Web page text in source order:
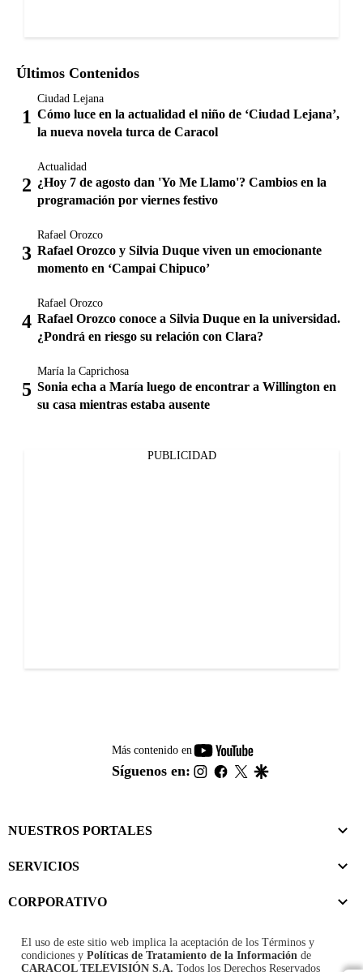
Últimos Contenidos
Ciudad Lejana
Cómo luce en la actualidad el niño de ‘Ciudad Lejana’,
la nueva novela turca de Caracol
Actualidad
¿Hoy 7 de agosto dan 'Yo Me Llamo'? Cambios en la
programación por viernes festivo
Rafael Orozco
Rafael Orozco y Silvia Duque viven un emocionante
momento en ‘Campai Chipuco’
Rafael Orozco
Rafael Orozco conoce a Silvia Duque en la universidad.
¿Pondrá en riesgo su relación con Clara?
María la Caprichosa
Sonia echa a María luego de encontrar a Willington en
su casa mientras estaba ausente
PUBLICIDAD
Más contenido en
youtube-
footer
Síguenos en: instagram
facebook
twitter
NUESTROS PORTALES
SERVICIOS
CORPORATIVO
El uso de este sitio web implica la aceptación de los Términos y
condiciones y Políticas de Tratamiento de la Información de
CARACOL TELEVISIÓN S.A. Todos los Derechos Reservados